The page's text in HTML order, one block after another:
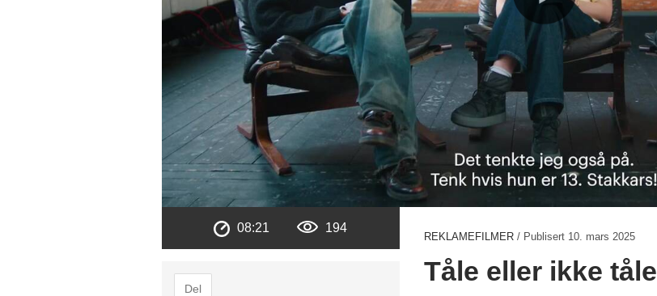
08:21 194
Del
REKLAMEFILMER / Publisert 10. mars 2025
Tåle eller ikke tåle